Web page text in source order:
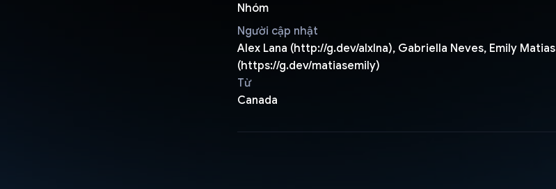
Nhóm
Người cập nhật
Alex Lana (http://g.dev/alxlna), Gabriella Neves, Emily Matias
(https://g.dev/matiasemily)
Từ
Canada